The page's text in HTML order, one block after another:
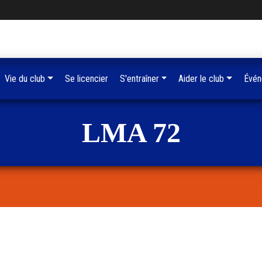
LMA 72
Vie du club Se licencier S'entraîner Aider le club